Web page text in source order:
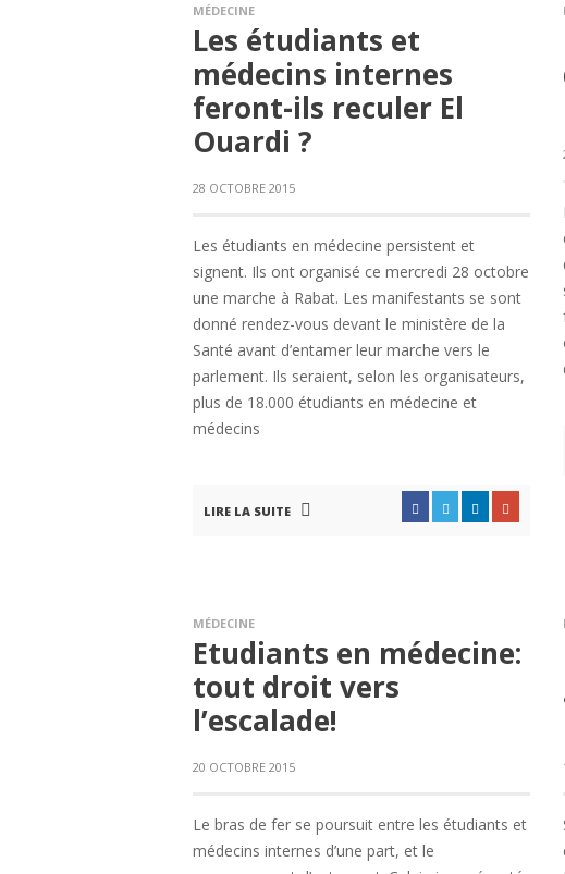
MÉDECINE
Les étudiants et
médecins internes
feront-ils reculer El
Ouardi ?
28 OCTOBRE 2015
Les étudiants en médecine persistent et
signent. Ils ont organisé ce mercredi 28 octobre
une marche à Rabat. Les manifestants se sont
donné rendez-vous devant le ministère de la
Santé avant d’entamer leur marche vers le
parlement. Ils seraient, selon les organisateurs,
plus de 18.000 étudiants en médecine et
médecins
LIRE LA SUITE
MÉDECINE
Etudiants en médecine:
tout droit vers
l’escalade!
20 OCTOBRE 2015
Le bras de fer se poursuit entre les étudiants et
médecins internes d’une part, et le